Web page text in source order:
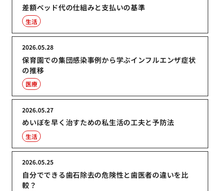
差額ベッド代の仕組みと支払いの基準
生活
保育園での集団感染事例から学ぶインフルエンザ症状
の推移
2026.05.28
医療
めいぼを早く治すための私生活の工夫と予防法
2026.05.27
生活
自分でできる歯石除去の危険性と歯医者の違いを比
較？
2026.05.25